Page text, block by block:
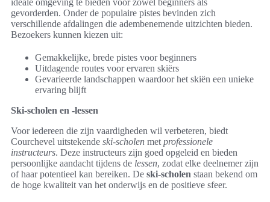
ideale omgeving te bieden voor zowel beginners als
gevorderden. Onder de populaire pistes bevinden zich
verschillende afdalingen die adembenemende uitzichten bieden.
Bezoekers kunnen kiezen uit:
Gemakkelijke, brede pistes voor beginners
Uitdagende routes voor ervaren skiërs
Gevarieerde landschappen waardoor het skiën een unieke
ervaring blijft
Ski-scholen en -lessen
Voor iedereen die zijn vaardigheden wil verbeteren, biedt
Courchevel uitstekende ski-scholen met professionele
instructeurs. Deze instructeurs zijn goed opgeleid en bieden
persoonlijke aandacht tijdens de lessen, zodat elke deelnemer zijn
of haar potentieel kan bereiken. De ski-scholen staan bekend om
de hoge kwaliteit van het onderwijs en de positieve sfeer.